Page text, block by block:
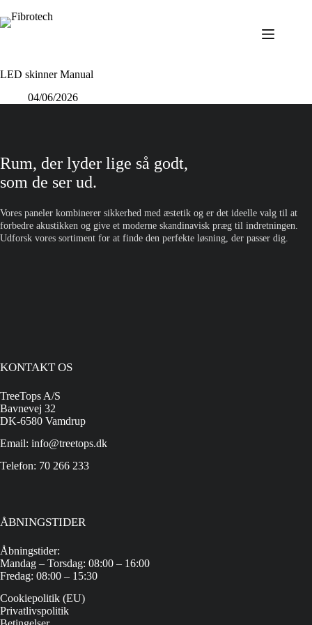
til
indhold
LED skinner Manual
04/06/2026
Rum, der lyder lige så godt,
som de ser ud.
Vores paneler kombinerer sikkerhed med æstetik og er det ideelle valg til at
forbedre akustikken og give et moderne skandinavisk præg til indretningen.
Udforsk vores sortiment for at finde den perfekte løsning, der passer dig.
KONTAKT OS
TreeTops A/S
Bavnevej 32
DK-6580 Vamdrup
Email: info@treetops.dk
Telefon: 70 266 233
ÅBNINGSTIDER
Åbningstider:
Mandag – Torsdag: 08:00 – 16:00
Fredag: 08:00 – 15:30
Cookiepolitik (EU)
Privatlivspolitik